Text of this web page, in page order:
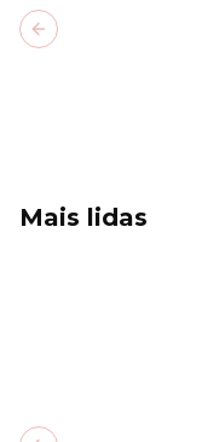
Previous slide
Mais lidas